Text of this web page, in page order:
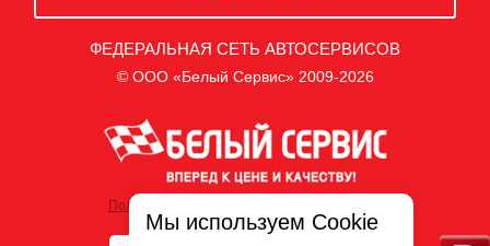
ФЕДЕРАЛЬНАЯ СЕТЬ АВТОСЕРВИСОВ
© ООО «Белый Сервис» 2009-2026
Политика обработки персональных данных
Мы используем Cookie